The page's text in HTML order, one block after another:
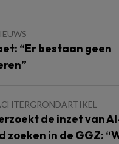
“Er bestaan geen
de inzet van
zoeken in de GGZ: